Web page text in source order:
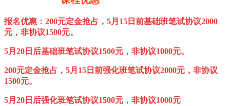
报名优惠：200元定金抢占，5月15日前基础班笔试协议2000
元，非协议1500元。
5月20日后基础班笔试协议1500元，非协议1000元。
200元定金抢占，5月15日前强化班笔试协议2000元，非协议
1500元。
5月20日后强化班笔试协议1500元，非协议1000元